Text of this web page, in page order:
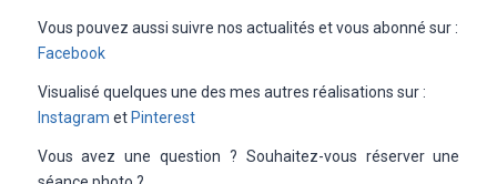
Vous pouvez aussi suivre nos actualités et vous abonné sur :
Facebook
Visualisé quelques une des mes autres réalisations sur :
Instagram et Pinterest
Vous avez une question ? Souhaitez-vous réserver une